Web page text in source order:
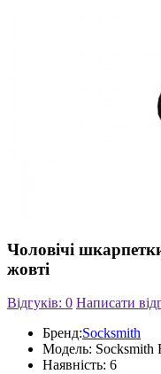
Чоловічі
жовті
Відгуків: 0 Написати
Бренд:Socksmith
Модель: Socksmith
Наявність: 6